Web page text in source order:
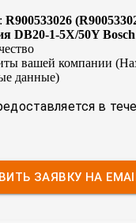
R900533026 (
DB20-1-5X/50Y
вашей компании
данные)
в
ЗАЯВКУ НА